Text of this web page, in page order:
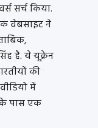
सर्च किया.
वेबसाइट ने
है. ये यूक्रेन
की
में
के पास एक